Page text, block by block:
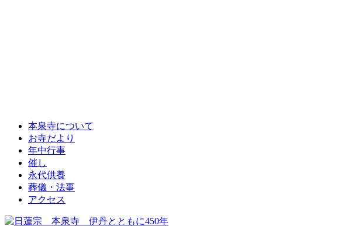
本泉寺について
お寺だより
年中行事
催し
永代供養
葬儀・法事
アクセス